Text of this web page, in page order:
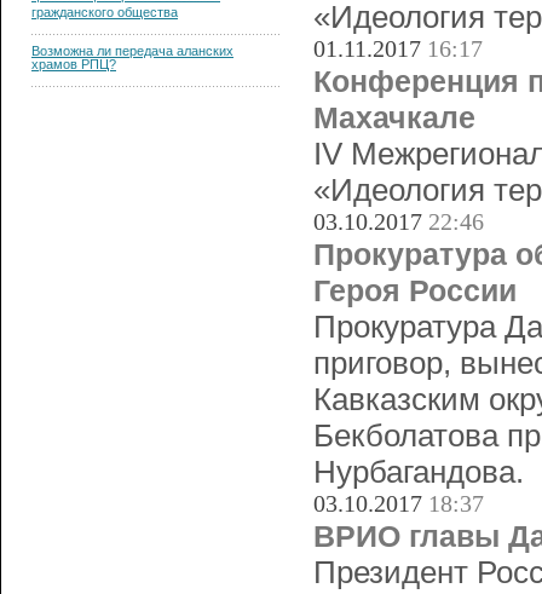
гражданского общества
Возможна ли передача аланских
храмов РПЦ?
«Идеология
01.11.2017 16:17
Конференция
Махачкале
IV
«Идеология
03.10.2017 22:46
Прокуратура
Героя России
Прокуратура
приговор,
Кавказским
Бекболатова
Нурбагандова.
03.10.2017 18:37
ВРИО главы
Президент